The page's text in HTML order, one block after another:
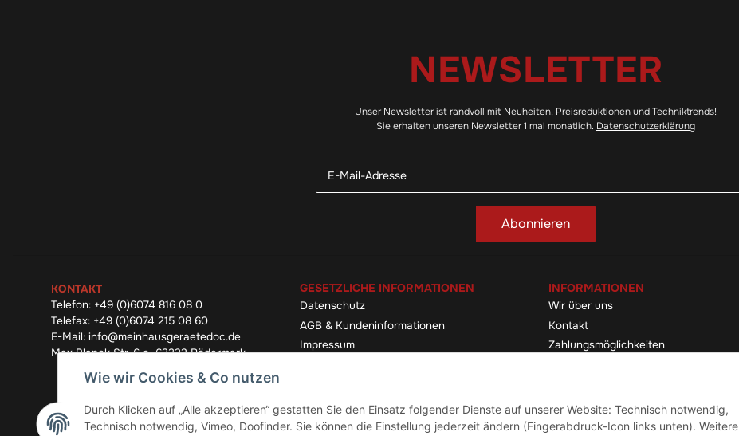
NEWSLETTER
Unser Newsletter ist randvoll mit Neuheiten, Preisreduktionen und Techniktrends!
Sie erhalten unseren Newsletter 1 mal monatlich. Datenschutzerklärung
Abonnieren
KONTAKT
Telefon: +49 (0)6074 816 08 0
Telefax: +49 (0)6074 215 08 60
E-Mail: info@meinhausgeraetedoc.de
Max Planck Str. 6 c, 63322 Rödermark
GESETZLICHE INFORMATIONEN
Datenschutz
AGB & Kundeninformationen
Impressum
INFORMATIONEN
Wir über uns
Kontakt
Zahlungsmöglichkeiten
Vertrag widerrufen
Wie wir Cookies & Co nutzen
Durch Klicken auf „Alle akzeptieren“ gestatten Sie den Einsatz folgender Dienste auf unserer Website: Technisch notwendig,
Technisch notwendig, Vimeo, Doofinder. Sie können die Einstellung jederzeit ändern (Fingerabdruck-Icon links unten). Weitere